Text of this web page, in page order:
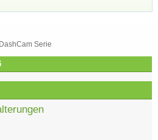
Serie